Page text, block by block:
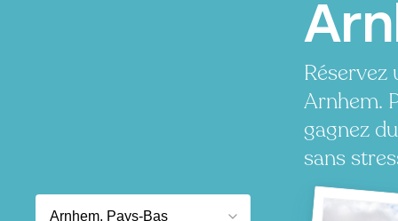
Réservez
Arnhem.
gagnez
sans